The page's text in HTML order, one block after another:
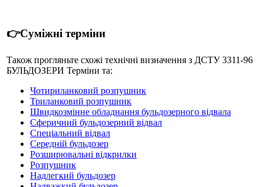
👉Суміжні терміни
Також прогляньте схожі технічні визначення з ДСТУ 3311-96
БУЛЬДОЗЕРИ Термiни та:
Чотириланковий розпушник
Триланковий розпушник
Швидкозмінне обладнання бульдозерного відвала
Сферичний бульдозерний відвал
Спеціальний відвал
Середній бульдозер
Розширювальні відкрилки
Розпушник
Надлегкий бульдозер